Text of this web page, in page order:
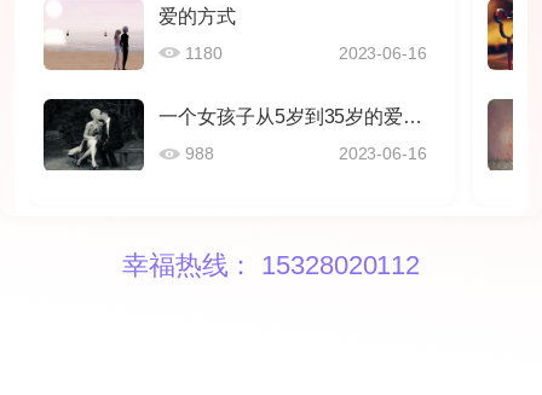
爱的方式
1180 2023-06-16
一个女孩子从5岁到35岁的爱情感悟
988 2023-06-16
幸福热线： 15328020112